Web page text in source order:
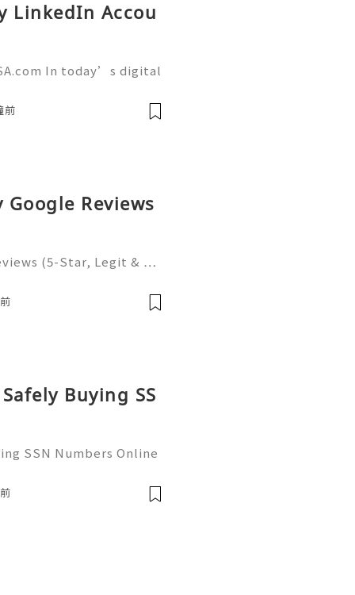
LinkedIn Accou
In today’s digital
like LinkedIn play
前
Google Reviews
(5-Star, Legit & …
infrastructure for
Buying SS
SSN Numbers Online
as the foundational infr